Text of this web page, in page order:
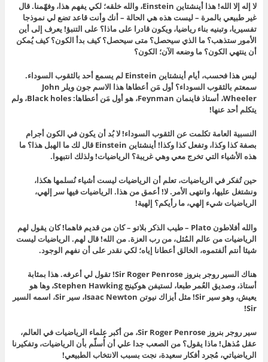
لا إله إلا الله! هذا أينشتاين Einstein، والله خلقه؛ لكي يفهم هذا، وفهّمنا. قال
غير طبيعي بالمرة – ليست هذه هي الحالة – أنك وأنت قاعد تضع لي نموذجا
تفسيريا، وتبنيه بناء رياضيا، ويكون قادرا على ماذا؟ على التنبؤ! يعرف إلى أين
الأمور ستذهب؟ ما الذي سيحصل؟ متى سيحصل؟ كيف بدأ الكون؟ كيف يُمكن
أن ينتهي الكون؟ ما وضعه الآن؛ الكون؟
ليس هذا فحسب، أيام أينشتاين Einstein لم يسمع أحد بالثقوب السوداء.
سمعتم بالثقوب السوداء؟ أول مَن أعطاها هذا الاسم جون ويلر John
Wheeler‏، أستاذ فاينمان Feynman، هو أول مَن أعطاها: Black holes، ولم
يتكلم أحد عنها!
النسبية العامة تكلمت عن الثقوب السوداء! لا بُد أن يكون في الكون أجرام
بصفة كذا وكذا، وتفعل كذا وكذا! أينشتاين Einstein قال لك ما الهبل هذا؟ ما
هذه الأشياء التي تخرج معي وهي غريبة؟ الرياضيات! ولذلك انتبهوا.
حين تُفكر في الرياضيات، تعلم أن الرياضيات ليست أشياء نُسلمها هكذا،
ونشتغل عليها، وانتهى الأمر. لا! أعمق من هذا. الرياضيات فيها سر إلهي،
الرياضيات شيء إلهي، ما رأيكم؟ إلهية!
والله أفلاطون Plato – طيب الذكر بلاتو – كان من قديم فاهما! كان يقول لهم
الرياضيات من عالم المُثل، من رب العزة. من الله! قال لهم. الرياضيات ليست
شيئا أنتم ألفتموه، الخالق أعطانا إياه؛ لكي نقدر على أن نفهم الوجود.
هناك السير روجر بنروز Sir Roger Penrose! تقول لي أعرفه. هذا بمثابة
أستاذ، وصديق العُمر طبعا، لستيفن هوكينج Stephen Hawking، وها هو
يعيش، وهو سير Sir! مثل أيزاك نيوتن Isaac Newton، سير Sir، اسمه السير
Sir!
سير روجر بنروز Sir Roger Penrose، من أكبر علماء الرياضيات في العالم،
عقل مُذهل! ماذا يقول؟ من الصعب جدا علي أن أُسلّم بأن الرياضيات، وتفكيرنا
الرياضياتي، مُجرد أفكار سعيدة، نجت بسبب الانتخاب الطبيعي!